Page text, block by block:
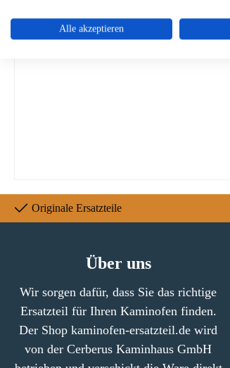
Originale Ersatzteile
Über uns
Wir sorgen dafür, dass Sie das richtige
Ersatzteil für Ihren Kaminofen finden.
Der Shop kaminofen-ersatzteil.de wird
von der Cerberus Kaminhaus GmbH
Alle akzeptieren